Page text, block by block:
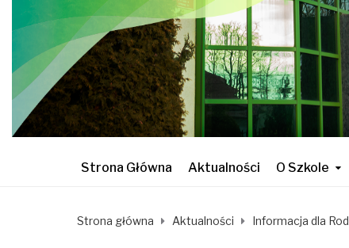
Strona Główna Aktualności O Szkole
Strona główna Aktualności Informacja dla